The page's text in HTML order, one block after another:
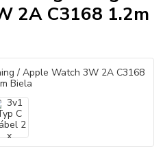
2A C3168 1.2m